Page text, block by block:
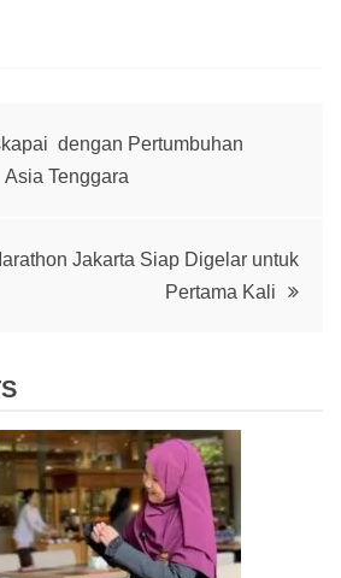
dengan Pertumbuhan
Tenggara
Jakarta Siap Digelar untuk
Pertama Kali